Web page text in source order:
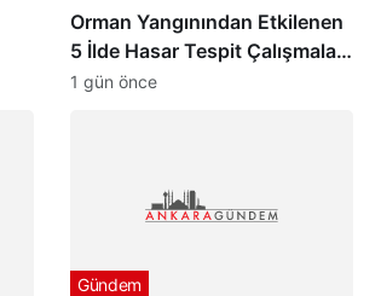
Orman Yangınından Etkilenen
5 İlde Hasar Tespit Çalışmaları
Başladı
1 gün önce
Gündem